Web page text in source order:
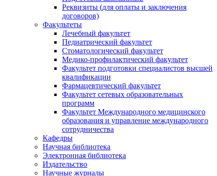
Реквизиты (для оплаты и заключения
договоров)
Факультеты
Лечебный факультет
Педиатрический факультет
Стоматологический факультет
Медико-профилактический факультет
Факультет подготовки специалистов высшей
квалификации
Фармацевтический факультет
Факультет сетевых образовательных
программ
Факультет Международного медицинского
образования и управление международного
сотрудничества
Кафедры
Научная библиотека
Электронная библиотека
Издательство
Научные журналы